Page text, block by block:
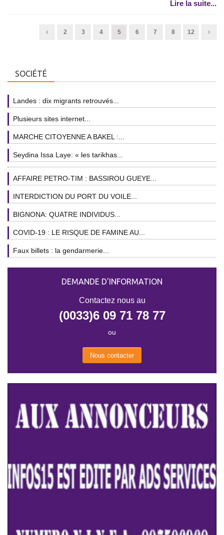
Lire la suite...
2 3 4 5 6 7 8 12
SOCIÉTÉ
Landes : dix migrants retrouvés...
Plusieurs sites internet...
MARCHE CITOYENNE A BAKEL :...
Seydina Issa Laye: « les tarikhas...
AFFAIRE PETRO-TIM : BASSIROU GUEYE...
INTERDICTION DU PORT DU VOILE...
BIGNONA: QUATRE INDIVIDUS...
COVID-19 : LE RISQUE DE FAMINE AU...
Faux billets : la gendarmerie...
DEMANDE D'INFORMATION
Contactez nous au
(0033)6 09 71 78 77
ou
Nous contacter